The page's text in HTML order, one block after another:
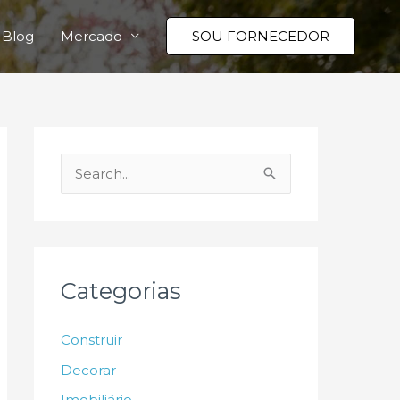
Blog Mercado SOU FORNECEDOR
e
i
r
Categorias
Construir
Decorar